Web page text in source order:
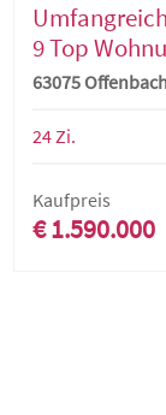
9 Top
63075
24 Zi.
Kaufpreis
€ 1.590.000